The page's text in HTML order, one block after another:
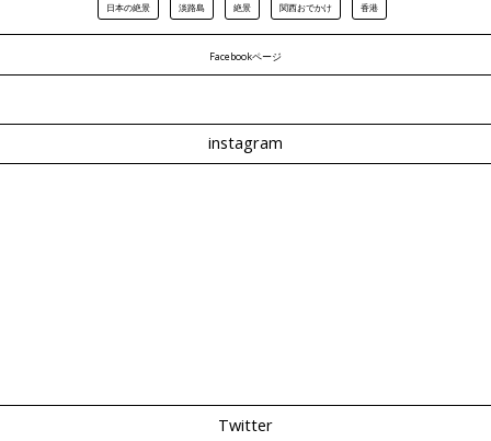
日本の絶景 淡路島 絶景 関西おでかけ 香港
Facebookページ
instagram
Twitter